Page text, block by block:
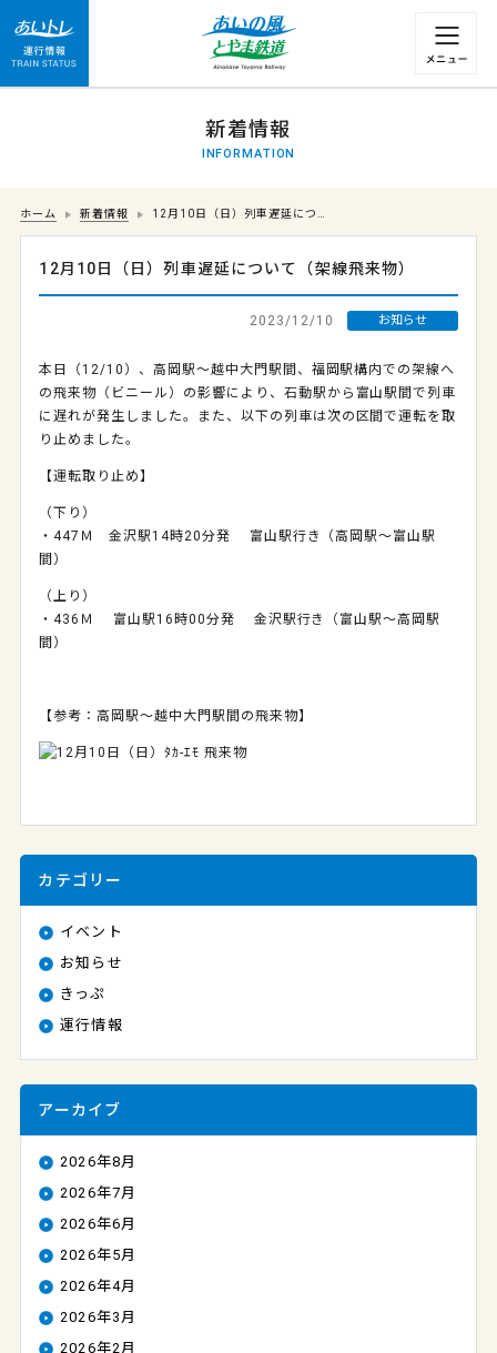
運行情報 列車の遅れ情報等についてはこちら
新着情報
INFORMATION
ホーム 新着情報 12月10日（日）列車遅延につ…
12月10日（日）列車遅延について（架線飛来物）
2023/12/10 お知らせ
本日（12/10）、高岡駅～越中大門駅間、福岡駅構内での架線へ
の飛来物（ビニール）の影響により、石動駅から富山駅間で列車
に遅れが発生しました。また、以下の列車は次の区間で運転を取
り止めました。
【運転取り止め】
（下り）
・447Ｍ 金沢駅14時20分発 富山駅行き（高岡駅～富山駅
間）
（上り）
・436Ｍ 富山駅16時00分発 金沢駅行き（富山駅～高岡駅
間）
【参考：高岡駅～越中大門駅間の飛来物】
カテゴリー
イベント
お知らせ
きっぷ
運行情報
アーカイブ
2026年8月
2026年7月
2026年6月
2026年5月
2026年4月
2026年3月
2026年2月